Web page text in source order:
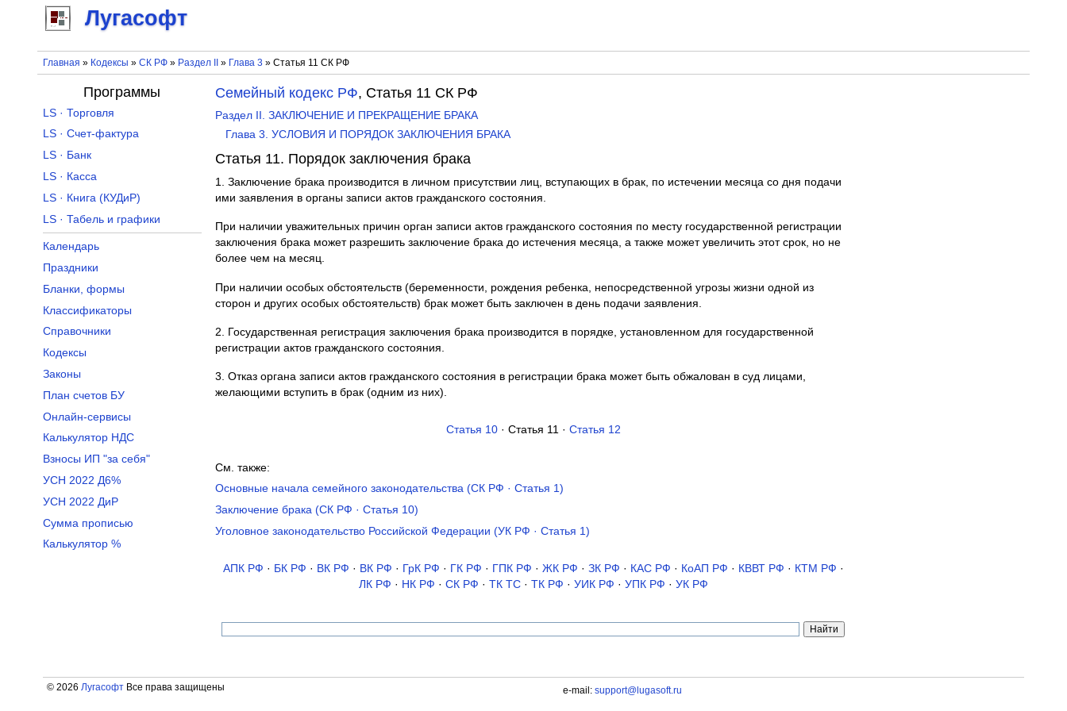
Лугасофт
Главная » Кодексы » СК РФ» Раздел II » Глава 3 » Статья 11 СК РФ
Семейный кодекс РФ, Статья 11 СК РФ
Раздел II. ЗАКЛЮЧЕНИЕ И ПРЕКРАЩЕНИЕ БРАКА
Глава 3. УСЛОВИЯ И ПОРЯДОК ЗАКЛЮЧЕНИЯ БРАКА
Статья 11. Порядок заключения брака
1. Заключение брака производится в личном присутствии лиц, вступающих в брак, по истечении месяца со дня подачи
ими заявления в органы записи актов гражданского состояния.
При наличии уважительных причин орган записи актов гражданского состояния по месту государственной регистрации
заключения брака может разрешить заключение брака до истечения месяца, а также может увеличить этот срок, но не
более чем на месяц.
При наличии особых обстоятельств (беременности, рождения ребенка, непосредственной угрозы жизни одной из
сторон и других особых обстоятельств) брак может быть заключен в день подачи заявления.
2. Государственная регистрация заключения брака производится в порядке, установленном для государственной
регистрации актов гражданского состояния.
3. Отказ органа записи актов гражданского состояния в регистрации брака может быть обжалован в суд лицами,
желающими вступить в брак (одним из них).
Статья 10 · Статья 11 · Статья 12
См. также:
Основные начала семейного законодательства (СК РФ · Статья 1)
Заключение брака (СК РФ · Статья 10)
Уголовное законодательство Российской Федерации (УК РФ · Статья 1)
АПК РФ · БК РФ · ВК РФ · ВК РФ · ГрК РФ · ГК РФ · ГПК РФ · ЖК РФ · ЗК РФ · КАС РФ · КоАП РФ · КВВТ РФ · КТМ РФ ·
ЛК РФ · НК РФ · СК РФ · ТК TC · ТК РФ · УИК РФ · УПК РФ · УК РФ
Программы
LS · Торговля
LS · Счет-фактура
LS · Банк
LS · Касса
LS · Книга (КУДиР)
LS · Табель и графики
Календарь
Праздники
Бланки, формы
Классификаторы
Справочники
Кодексы
Законы
План счетов БУ
Онлайн-сервисы
Калькулятор НДС
Взносы ИП "за себя"
УСН 2022 Д6%
УСН 2022 ДиР
Сумма прописью
Калькулятор %
© 2026 ЛугасофтВсе права защищены e-mail: support@lugasoft.ru